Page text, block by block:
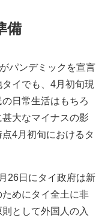
備
パンデミックを宣言
イでも、4月初旬現
日常生活はもちろ
大なマイナスの影
4月初旬におけるタ
26日にタイ政府は新
めにタイ全土に非
として外国人の入